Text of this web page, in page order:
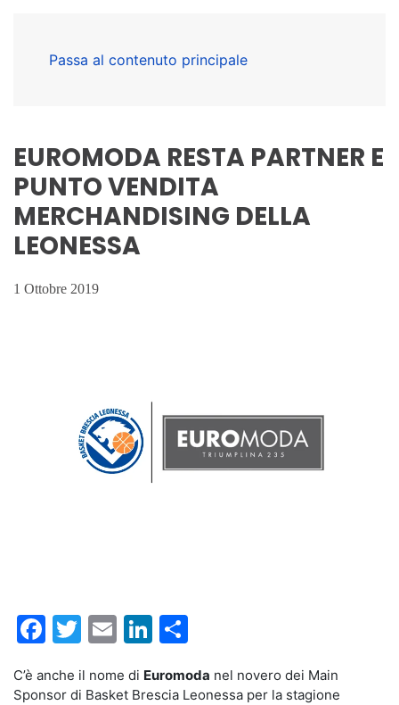
Passa al contenuto principale
EUROMODA RESTA PARTNER E
PUNTO VENDITA
MERCHANDISING DELLA
LEONESSA
1 Ottobre 2019
Facebook
Twitter
EmailLinkedIn
C’è anche il nome di Euromoda nel novero dei Main
Sponsor di Basket Brescia Leonessa per la stagione